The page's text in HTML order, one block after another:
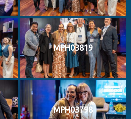
MPH03819
MPH03798